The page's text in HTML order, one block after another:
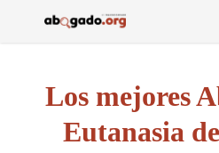
Los mejores
Eutanasia